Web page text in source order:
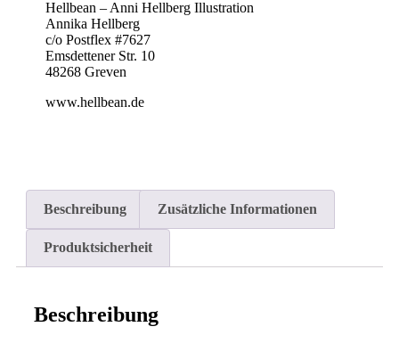
Hellbean – Anni Hellberg Illustration
Annika Hellberg
c/o Postflex #7627
Emsdettener Str. 10
48268 Greven
www.hellbean.de
Beschreibung Zusätzliche Informationen
Produktsicherheit
Beschreibung